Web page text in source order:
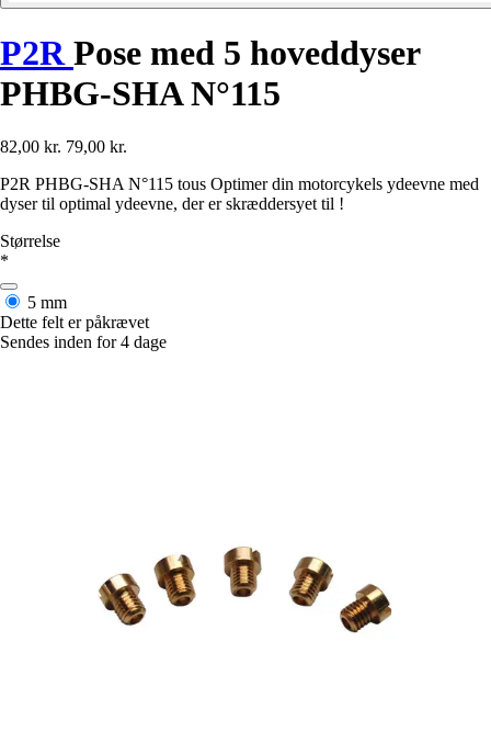
P2R Pose med 5 hoveddyser
PHBG-SHA N°115
82,00 kr. 79,00 kr.
P2R PHBG-SHA N°115 tous Optimer din motorcykels ydeevne med
dyser til optimal ydeevne, der er skræddersyet til !
Størrelse
*
5 mm
Dette felt er påkrævet
Sendes inden for 4 dage